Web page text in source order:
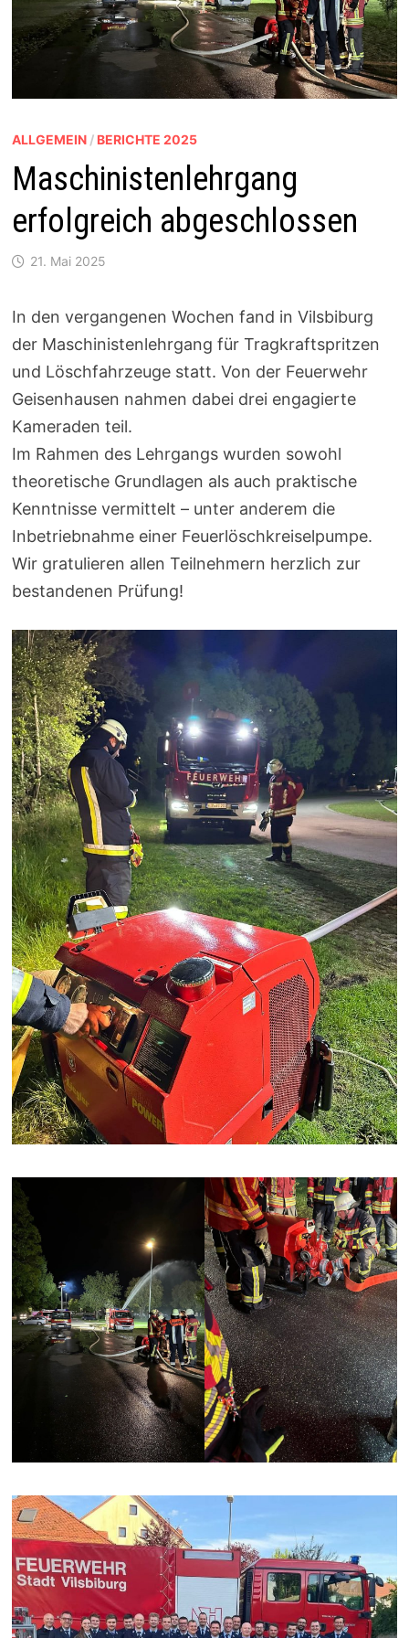
ALLGEMEIN/ BERICHTE 2025
Maschinistenlehrgang
erfolgreich abgeschlossen
21. Mai 2025
In den vergangenen Wochen fand in Vilsbiburg
der Maschinistenlehrgang für Tragkraftspritzen
und Löschfahrzeuge statt. Von der Feuerwehr
Geisenhausen nahmen dabei drei engagierte
Kameraden teil.
Im Rahmen des Lehrgangs wurden sowohl
theoretische Grundlagen als auch praktische
Kenntnisse vermittelt – unter anderem die
Inbetriebnahme einer Feuerlöschkreiselpumpe.
Wir gratulieren allen Teilnehmern herzlich zur
bestandenen Prüfung!